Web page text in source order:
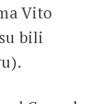
Vito
bili